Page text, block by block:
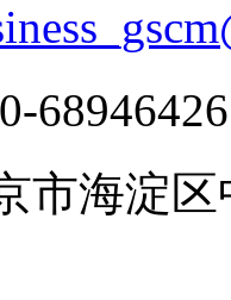
68946426
市海淀